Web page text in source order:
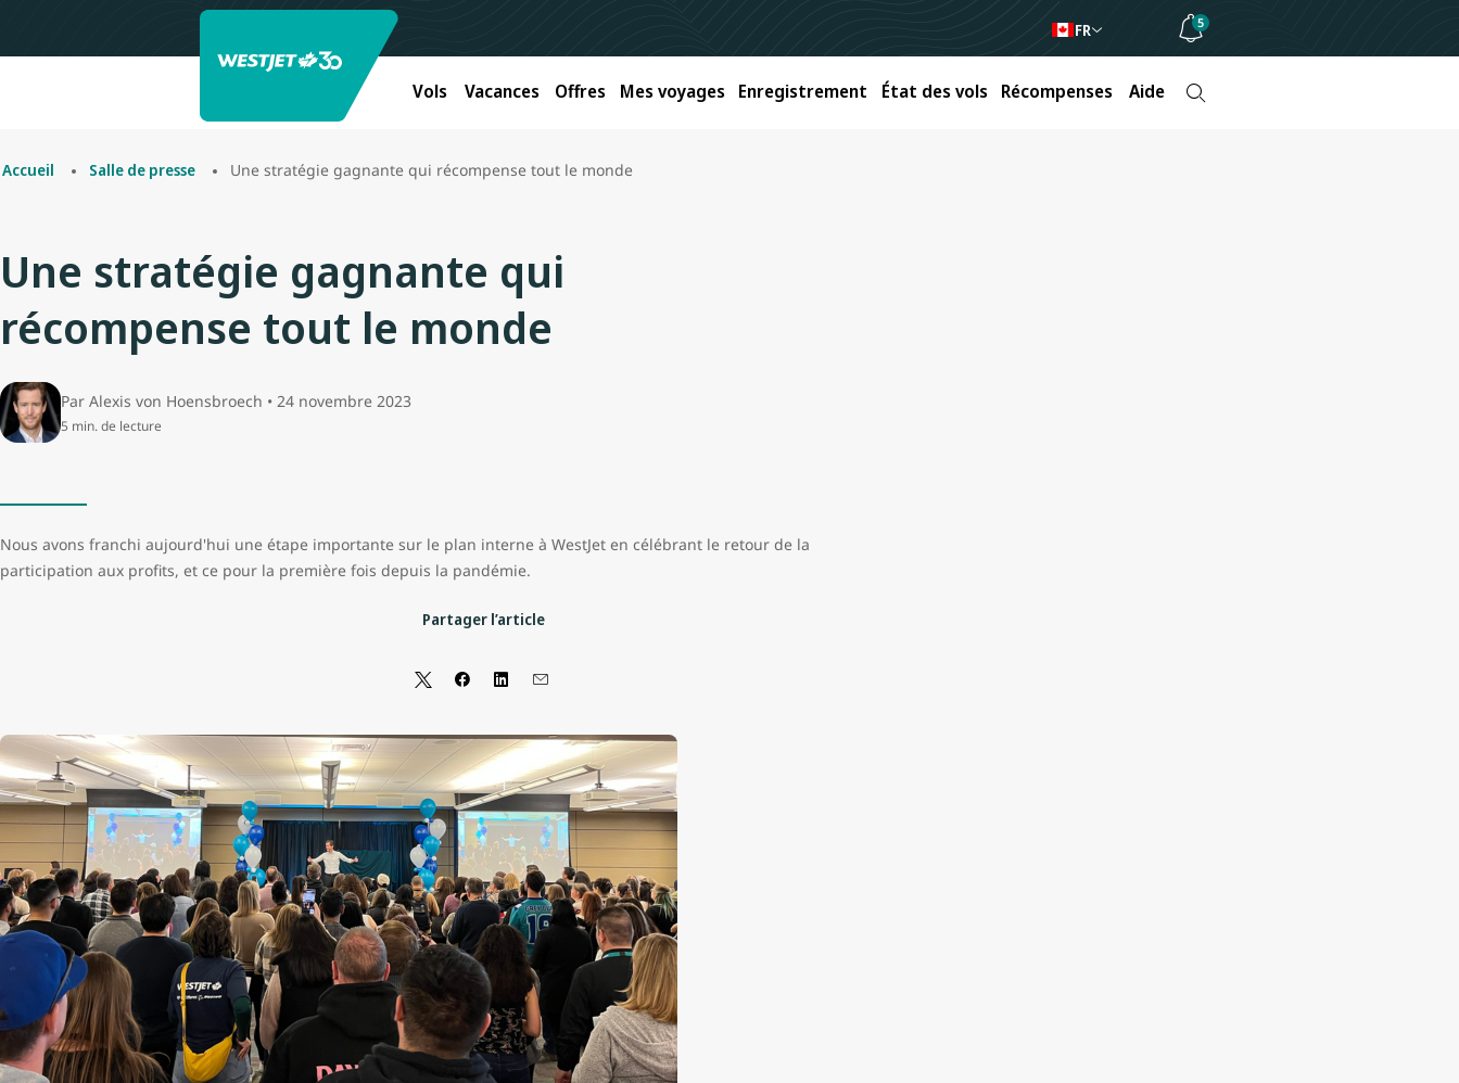
FR 5
Vols Vacances Offres Mes voyages Enregistrement État des vols Récompenses Aide
Accueil Salle de presse Une stratégie gagnante qui récompense tout le monde
Une stratégie gagnante qui
récompense tout le monde
Par Alexis von Hoensbroech • 24 novembre 2023
5 min. de lecture
Nous avons franchi aujourd'hui une étape importante sur le plan interne à WestJet en célébrant le retour de la
participation aux profits, et ce pour la première fois depuis la pandémie.
Partager l’article